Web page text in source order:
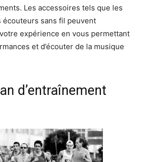
Les accessoires tels que les
écouteurs sans fil peuvent
expérience en vous permettant
et d’écouter de la musique
d’entraînement